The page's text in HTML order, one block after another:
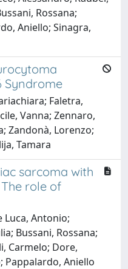
Rossana;
Aniello; Sinagra,
Syndrome
Faletra,
Vanna; Zennaro,
Zandonà, Lorenzo;
Tamara
sarcoma with
role of
Luca, Antonio;
Bussani, Rossana;
Carmelo; Dore,
Pappalardo, Aniello